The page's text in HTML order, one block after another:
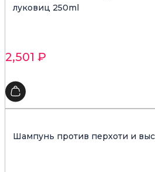
луковиц 250ml
2,501 ₽
Шампунь против перхоти и